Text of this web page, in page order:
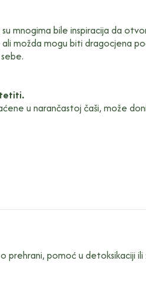
mnogima bile inspiracija da
možda mogu biti dragocjena
u narančastoj čaši, može
pomoć u detoksikaciji